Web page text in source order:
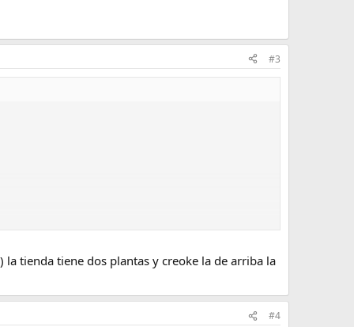
#3
tienda tiene dos plantas y creoke la de arriba la
#4